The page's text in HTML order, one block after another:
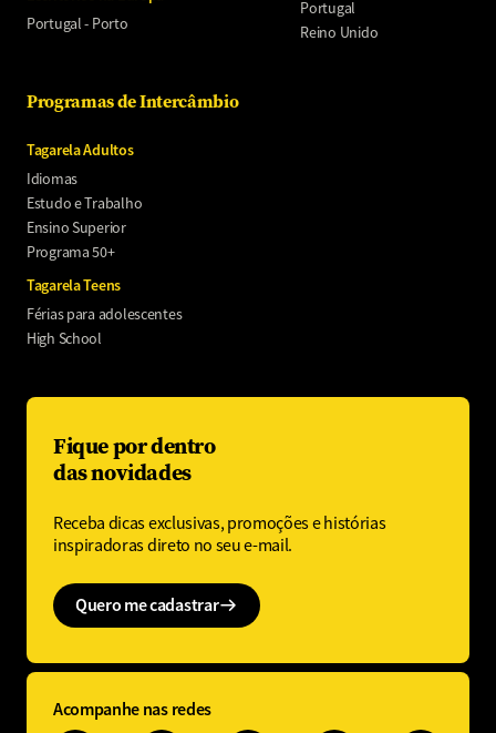
Portugal - Porto
Portugal
Reino Unido
Programas de Intercâmbio
Tagarela Adultos
Idiomas
Estudo e Trabalho
Ensino Superior
Programa 50+
Tagarela Teens
Férias para adolescentes
High School
Fique por dentro
das novidades
Receba dicas exclusivas, promoções e histórias
inspiradoras direto no seu e-mail.
Quero me cadastrar
Acompanhe nas redes